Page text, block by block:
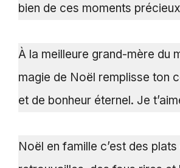
bien de ces moments
À la meilleure grand-mère du
magie de Noël remplisse ton
et de bonheur éternel. Je
Noël en famille c’est des